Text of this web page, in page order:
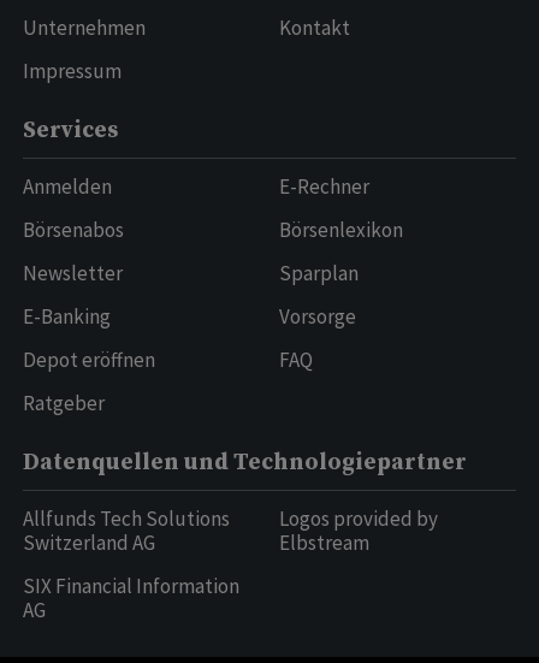
Unternehmen
Impressum
Kontakt
Services
Anmelden
Börsenabos
Newsletter
E-Banking
Depot eröffnen
Ratgeber
E-Rechner
Börsenlexikon
Sparplan
Vorsorge
FAQ
Datenquellen und Technologiepartner
Allfunds Tech Solutions
Switzerland AG
SIX Financial Information
AG
Logos provided by
Elbstream